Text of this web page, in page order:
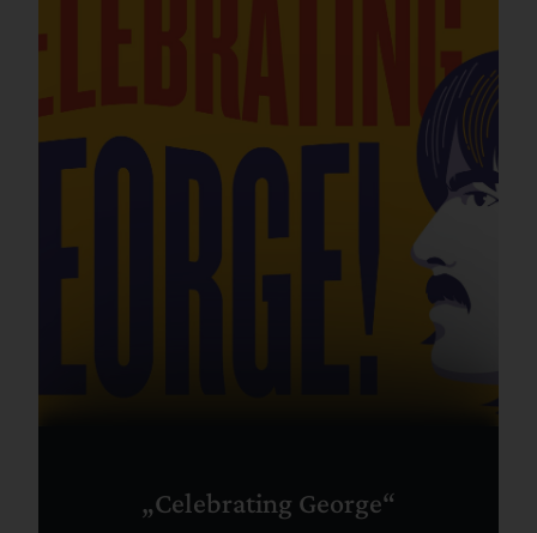
„Celebrating George“